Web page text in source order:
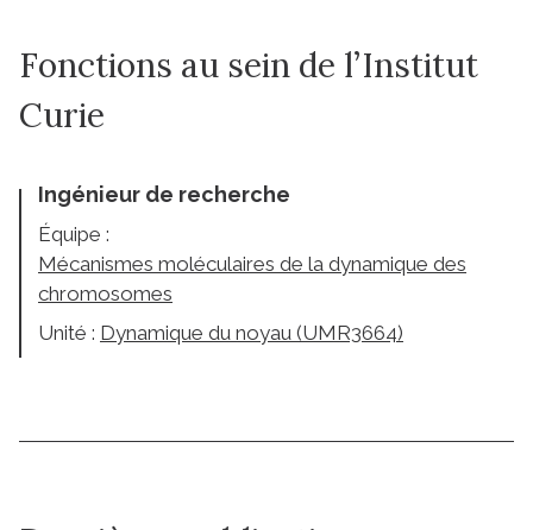
Fonctions au sein de l’Institut
Curie
Ingénieur de recherche
Équipe :
Mécanismes moléculaires de la dynamique des
chromosomes
Unité : Dynamique du noyau (UMR3664)